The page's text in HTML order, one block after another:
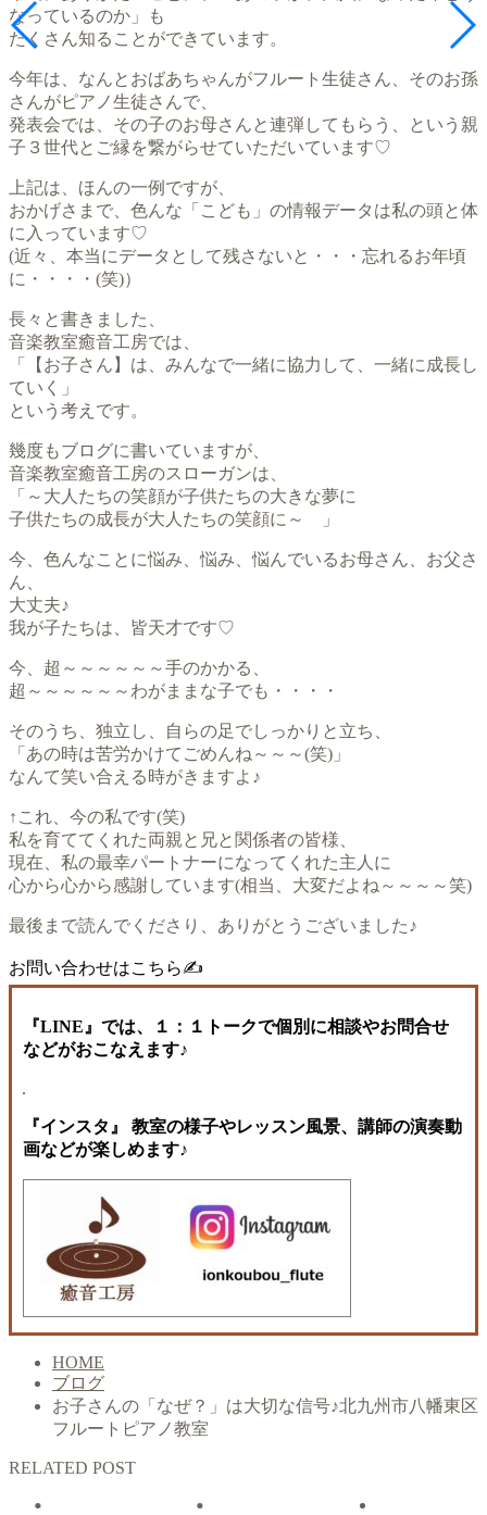
なっているのか」も
たくさん知ることができています。
今年は、なんとおばあちゃんがフルート生徒さん、そのお孫
さんがピアノ生徒さんで、
発表会では、その子のお母さんと連弾してもらう、という親
子３世代とご縁を繋がらせていただいています♡
上記は、ほんの一例ですが、
おかげさまで、色んな「こども」の情報データは私の頭と体
に入っています♡
(近々、本当にデータとして残さないと・・・忘れるお年頃
に・・・・(笑)）
長々と書きました、
音楽教室癒音工房では、
「【お子さん】は、みんなで一緒に協力して、一緒に成長し
ていく」
という考えです。
幾度もブログに書いていますが、
音楽教室癒音工房のスローガンは、
「～大人たちの笑顔が子供たちの大きな夢に
子供たちの成長が大人たちの笑顔に～ 」
今、色んなことに悩み、悩み、悩んでいるお母さん、お父さ
ん、
大丈夫♪
我が子たちは、皆天才です♡
今、超～～～～～～手のかかる、
超～～～～～～わがままな子でも・・・・
そのうち、独立し、自らの足でしっかりと立ち、
「あの時は苦労かけてごめんね～～～(笑)」
なんて笑い合える時がきますよ♪
↑これ、今の私です(笑)
私を育ててくれた両親と兄と関係者の皆様、
現在、私の最幸パートナーになってくれた主人に
心から心から感謝しています(相当、大変だよね～～～～笑)
最後まで読んでくださり、ありがとうございました♪
お問い合わせはこちら✍️
『LINE』では、１：１トークで個別に相談やお問合せ
などがおこなえます♪
『インスタ』 教室の様子やレッスン風景、講師の演奏動
画などが楽しめます♪
HOME
ブログ
お子さんの「なぜ？」は大切な信号♪北九州市八幡東区
フルートピアノ教室
RELATED POST